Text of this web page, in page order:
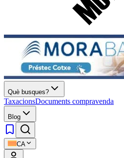
Què busques?
TaxacionsDocuments compravenda
Blog
CA